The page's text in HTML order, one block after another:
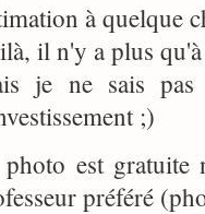
à quelque
il n'y a plus
je ne sais
;)
est gratuite
préféré